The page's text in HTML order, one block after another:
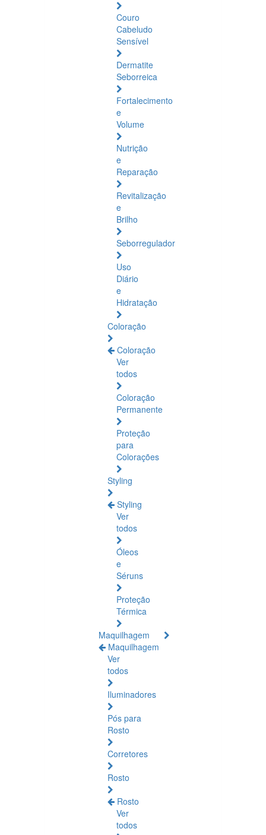
Couro
Cabeludo
Sensível
Dermatite
Seborreica
Fortalecimento
e
Volume
Nutrição
e
Reparação
Revitalização
e
Brilho
Seborregulador
Uso
Diário
e
Hidratação
Coloração
Coloração
Ver
todos
Coloração
Permanente
Proteção
para
Colorações
Styling
Styling
Ver
todos
Óleos
e
Séruns
Proteção
Térmica
Maquilhagem
Maquilhagem
Ver
todos
Iluminadores
Pós para
Rosto
Corretores
Rosto
Rosto
Ver
todos